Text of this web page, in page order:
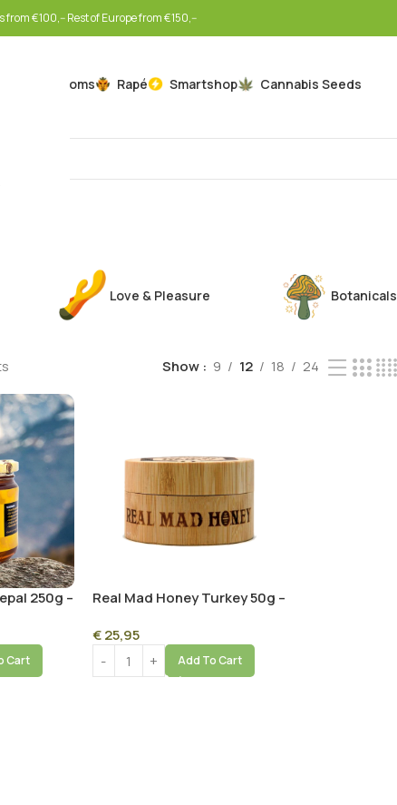
€100,-- Rest of Europe from €150,--
Mushrooms Rapé Smartshop Cannabis Seeds
Love & Pleasure Botanicals
Show 9 12 18 24
250g –
Cart
Real Mad Honey Turkey 50g –
Honey from Turkey
€25,95
Add To Cart